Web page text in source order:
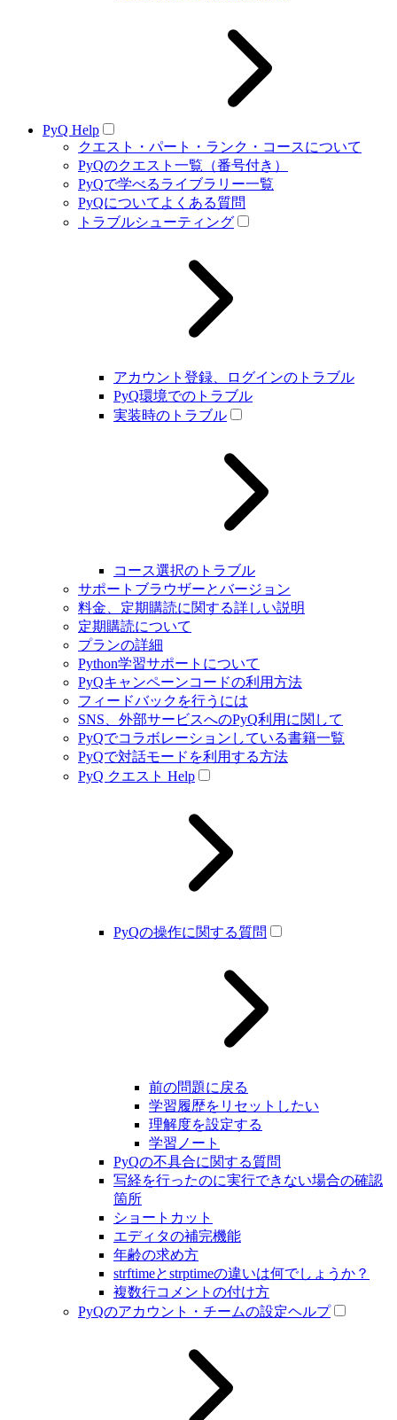
PyQ Help
クエスト・パート・ランク・コースについて
PyQのクエスト一覧（番号付き）
PyQで学べるライブラリー一覧
PyQについてよくある質問
トラブルシューティング
アカウント登録、ログインのトラブル
PyQ環境でのトラブル
実装時のトラブル
コース選択のトラブル
サポートブラウザーとバージョン
料金、定期購読に関する詳しい説明
定期購読について
プランの詳細
Python学習サポートについて
PyQキャンペーンコードの利用方法
フィードバックを行うには
SNS、外部サービスへのPyQ利用に関して
PyQでコラボレーションしている書籍一覧
PyQで対話モードを利用する方法
PyQ クエスト Help
PyQの操作に関する質問
前の問題に戻る
学習履歴をリセットしたい
理解度を設定する
学習ノート
PyQの不具合に関する質問
写経を行ったのに実行できない場合の確認
箇所
ショートカット
エディタの補完機能
年齢の求め方
strftimeとstrptimeの違いは何でしょうか？
複数行コメントの付け方
PyQのアカウント・チームの設定ヘルプ